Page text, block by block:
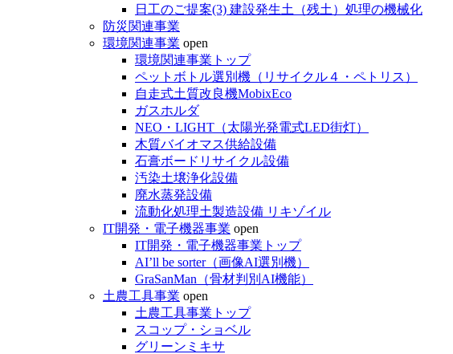
日工のご提案(3) 建設発生土（残土）処理の機械化
防災関連事業
環境関連事業 open
環境関連事業トップ
ペットボトル選別機（リサイクル４・ペトリス）
自走式土質改良機MobixEco
ガスホルダ
NEO・LIGHT（太陽光発電式LED街灯）
木質バイオマス供給設備
石膏ボードリサイクル設備
汚染土壌浄化設備
廃水蒸発設備
流動化処理土製造設備 リキゾイル
IT開発・電子機器事業 open
IT開発・電子機器事業トップ
AI’ll be sorter（画像AI選別機）
GraSanMan（骨材判別AI機能）
土農工具事業 open
土農工具事業トップ
スコップ・ショベル
グリーンミキサ